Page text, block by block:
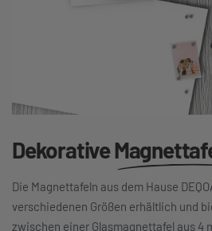
Dekorative
Die Magnettafeln aus dem Hause
verschiedenen Größen erhältlich und
zwischen einer Glasmagnettafel aus 4